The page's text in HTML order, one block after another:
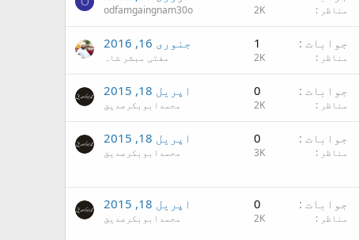
مناظر 2K
odfamgaingnam30o
جوابات 1
مناظر 2K
جنوری 16, 2016
مفتی مبشر شاہ
جوابات 0
مناظر 2K
اپریل 18, 2015
محمدابوبکرصدیق
جوابات 0
مناظر 3K
اپریل 18, 2015
محمدابوبکرصدیق
جوابات 0
مناظر 2K
اپریل 18, 2015
محمدابوبکرصدیق